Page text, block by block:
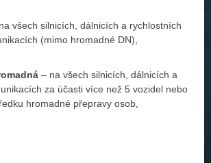
všech silnicích, dálnicích a rychlostních
(mimo hromadné DN),
– na všech silnicích, dálnicích a
za účasti více než 5 vozidel nebo
hromadné přepravy osob,